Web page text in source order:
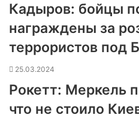
Кадыров: бойцы
награждены за
террористов под
25.03.2024
Рокетт: Меркель
что не стоило